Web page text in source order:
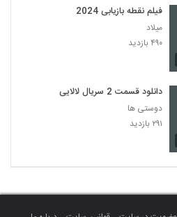
فیلم نقطه بازیابی 2024
میلاد
۴۹۰ بازدید
دانلود قسمت 2 سریال لالایی
دوستی ها
۲۹۱ بازدید